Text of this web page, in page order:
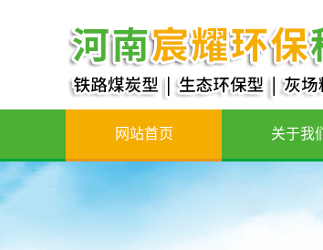
网站首页 关于我们